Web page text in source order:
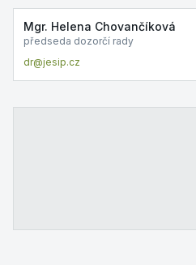
Mgr. Helena Chovančíková
předseda dozorčí rady
dr@jesip.cz